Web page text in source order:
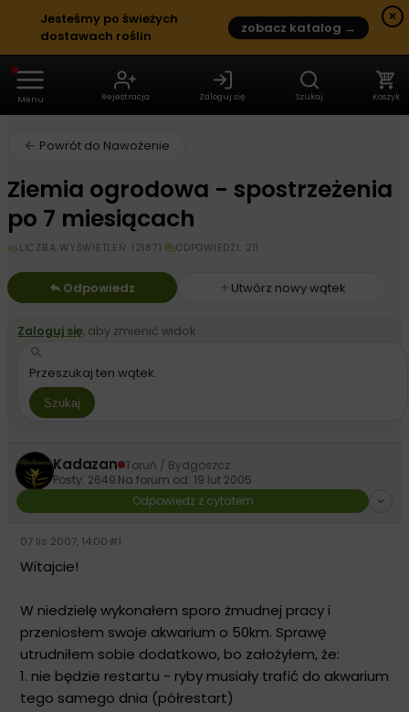
Jesteśmy po świeżych
dostawach roślin
zobacz katalog →
×
Menu Szukaj Koszyk
Rejestracja Zaloguj się
Działy
Powrót do Nawożenie
Ziemia ogrodowa - spostrzeżenia
po 7 miesiącach
LICZBA WYŚWIETLEŃ: 121871 ODPOWIEDZI: 211
Odpowiedz Utwórz nowy wątek
Zaloguj się, aby zmienić widok
Kadazan Toruń / Bydgoszcz
Posty: 2649 Na forum od: 19 lut 2005
Odpowiedz z cytatem
07 lis 2007, 14:00#1
Witajcie!
W niedzielę wykonałem sporo żmudnej pracy i
przeniosłem swoje akwarium o 50km. Sprawę
utrudniłem sobie dodatkowo, bo założyłem, że:
1. nie będzie restartu - ryby musiały trafić do akwarium
tego samego dnia (półrestart)